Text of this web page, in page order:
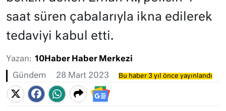
saat süren çabalarıyla ikna edilerek
tedaviyi kabul etti.
Yazan: 10Haber Haber Merkezi
Gündem 28 Mart 2023 Bu haber 3 yıl önce yayınlandı